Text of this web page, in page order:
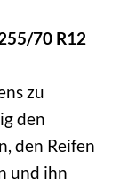
70 R12
zu
den
den Reifen
und ihn